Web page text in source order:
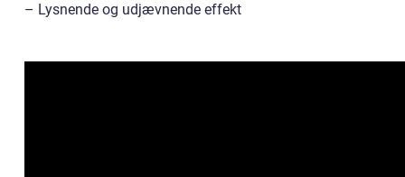
– Lysnende og udjævnende effekt